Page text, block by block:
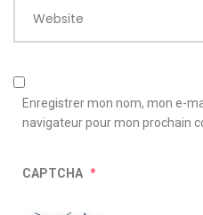
Website
Enregistrer mon nom, mon e-
navigateur pour mon prochain
CAPTCHA *